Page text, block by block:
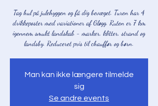
Tag hul på julehyggen og få dig bevæget. Turen har 4
drikkeposter med variationer af Gløgg. Ruten er 7 km
igennem smukt landskab - marker, klitter, strand og
landsby. Reduceret pris til chauffør og børn.
Man kan ikke længere tilmelde
sig
Se andre events